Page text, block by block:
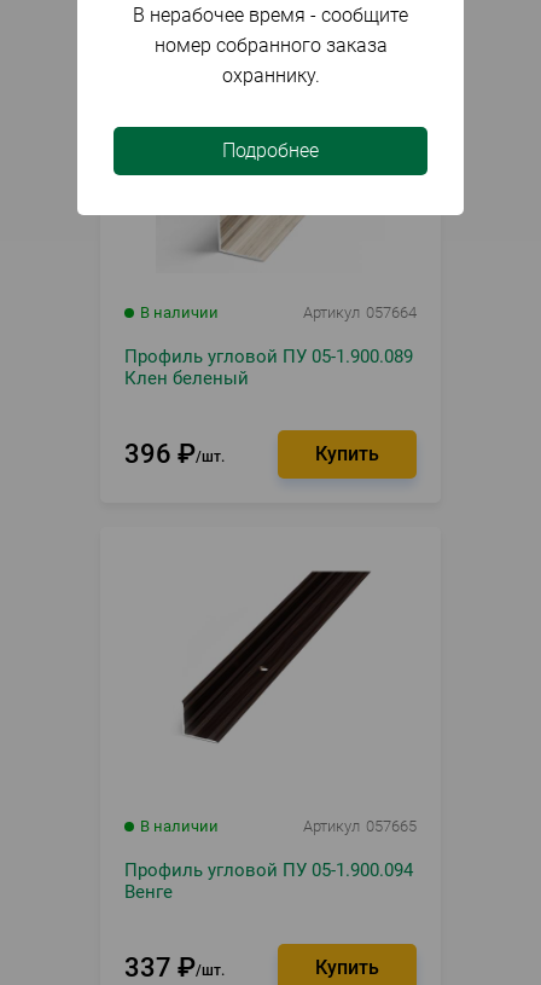
В наличии Артикул 057664
Профиль угловой ПУ 05-1.900.089
Клен беленый
396 ₽ шт.
В наличии Артикул 057665
Профиль угловой ПУ 05-1.900.094
Венге
337 ₽ шт.
В нерабочее время - сообщите
номер собранного заказа
охраннику.
Подробнее